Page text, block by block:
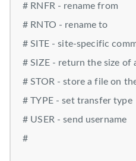
# RNFR - rename from
# RNTO - rename to
# SITE - site-specific
# SIZE - return the size of
# STOR - store a file on
# TYPE - set transfer type
# USER - send username
#